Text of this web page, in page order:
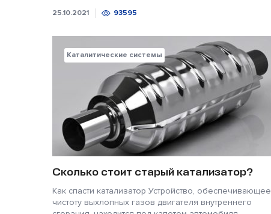
25.10.2021 93595
Каталитические системы
Сколько стоит старый катализатор?
Как спасти катализатор Устройство, обеспечивающее
чистоту выхлопных газов двигателя внутреннего